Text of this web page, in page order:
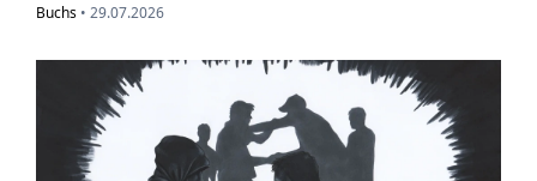
Buchs • 29.07.2026